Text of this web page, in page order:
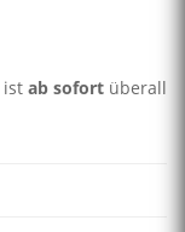
ist ab sofort überall